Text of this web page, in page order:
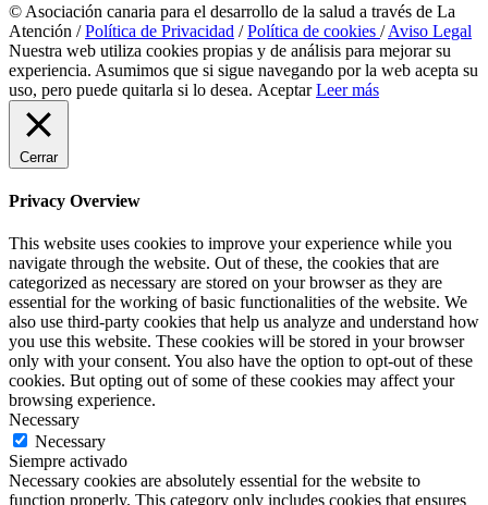
© Asociación canaria para el desarrollo de la salud a través de La
Atención /Política de Privacidad /Política de cookies /Aviso Legal
Nuestra web utiliza cookies propias y de análisis para mejorar su
experiencia. Asumimos que si sigue navegando por la web acepta su
uso, pero puede quitarla si lo desea. Aceptar Leer más
Cerrar
Privacy Overview
This website uses cookies to improve your experience while you
navigate through the website. Out of these, the cookies that are
categorized as necessary are stored on your browser as they are
essential for the working of basic functionalities of the website. We
also use third-party cookies that help us analyze and understand how
you use this website. These cookies will be stored in your browser
only with your consent. You also have the option to opt-out of these
cookies. But opting out of some of these cookies may affect your
browsing experience.
Necessary
Necessary
Siempre activado
Necessary cookies are absolutely essential for the website to
function properly. This category only includes cookies that ensures